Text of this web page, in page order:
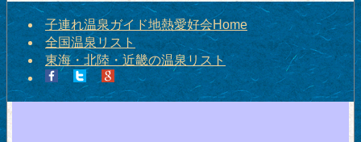
子連れ温泉ガイド地熱愛好会Home
全国温泉リスト
東海・北陸・近畿の温泉リスト